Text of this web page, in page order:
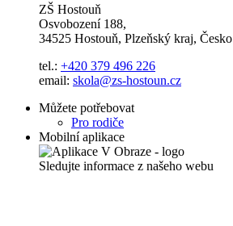
ZŠ Hostouň
Osvobození 188,
34525 Hostouň, Plzeňský kraj, Česko
tel.: +420 379 496 226
email: skola@zs-hostoun.cz
Můžete potřebovat
Pro rodiče
Mobilní aplikace
Sledujte informace z našeho webu